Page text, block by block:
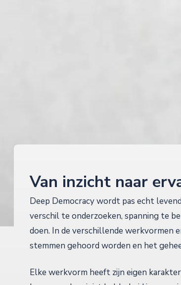
Van inzicht naar
Deep Democracy wordt pas echt
verschil te onderzoeken, spanning te
doen. In de verschillende werkvormen
stemmen gehoord worden en het
Elke werkvorm heeft zijn eigen